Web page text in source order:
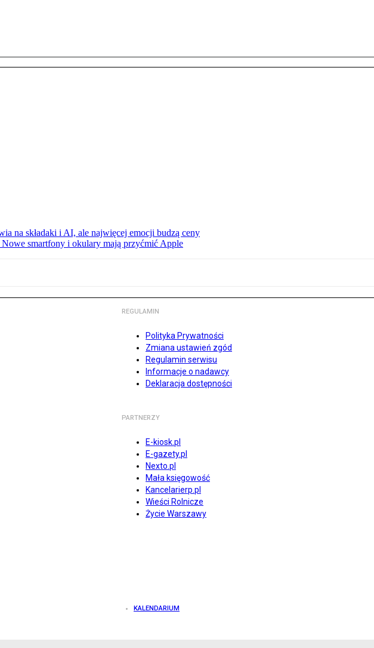
na składaki i AI, ale najwięcej emocji budzą ceny
Nowe smartfony i okulary mają przyćmić Apple
REGULAMIN
Polityka Prywatności
Zmiana ustawień zgód
Regulamin serwisu
Informacje o nadawcy
Deklaracja dostępności
PARTNERZY
E-kiosk.pl
E-gazety.pl
Nexto.pl
Mała księgowość
Kancelarierp.pl
Wieści Rolnicze
Życie Warszawy
KALENDARIUM